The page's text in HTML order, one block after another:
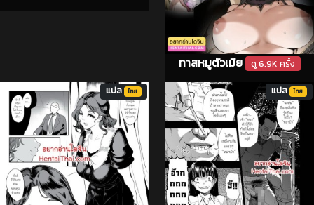
ทาสหมูตัวเมีย ดู 6.9K ครั้ง
แปล ไทย แปล ไทย